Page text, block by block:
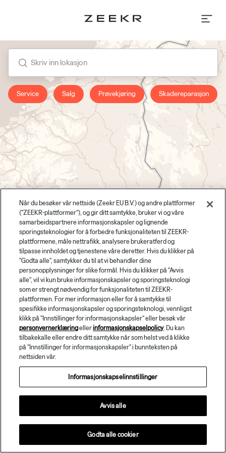
inn
lokasjon Skriv inn lokasjon
Service Salg Prøvekjøring Skadereparasjon
Få veibeskrivelse
Når du besøker vår nettside (Zeekr EU B.V.) og andre plattformer
("ZEEKR-plattformer"), og gir ditt samtykke, bruker vi og våre
samarbeidspartnere informasjonskapsler og lignende
sporingsteknologier for å forbedre funksjonaliteten til ZEEKR-
plattformene, måle nettrafikk, analysere brukeratferd og
tilpasse innholdet og tjenestene våre deretter. Hvis du klikker på
"Godta alle", samtykker du til at vi behandler dine
personopplysninger for slike formål. Hvis du klikker på "Avvis
alle", vil vi kun bruke informasjonskapsler og sporingsteknologi
som er strengt nødvendig for funksjonaliteten til ZEEKR-
plattformen. For mer informasjon eller for å samtykke til
spesifikke informasjonskapsler og sporingsteknologi, vennligst
klikk på "Innstillinger for informasjonskapsler" eller besøk vår
personvernerklæringellerinformasjonskapselpolicy. Du kan
tilbakekalle eller endre ditt samtykke når som helst ved å klikke
på "Innstillinger for informasjonskapsler" i bunnteksten på
nettsiden vår.
Informasjonskapselinnstillinger
Avvis alle
Godta alle cookier